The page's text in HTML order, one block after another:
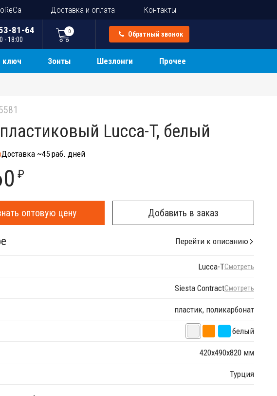
Доставка и оплата Контакты
81-64
- 18:00
0 Обратный звонок
ключ Зонты Шезлонги Прочее
Lucca-T, белый
Доставка ~45 раб. дней
₽
оптовую цену Добавить в заказ
Перейти к описанию
Lucca-TСмотреть
Siesta ContractСмотреть
пластик, поликарбонат
белый
420х490х820 мм
Турция